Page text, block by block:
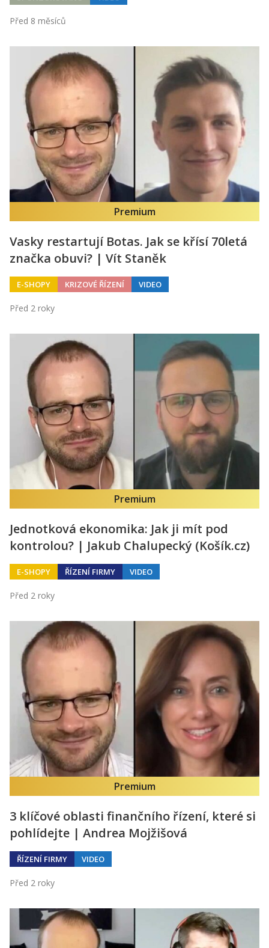
Před 8 měsíců
Premium
Vasky restartují Botas. Jak se křísí 70letá
značka obuvi? | Vít Staněk
E-SHOPY KRIZOVÉ ŘÍZENÍ VIDEO
Před 2 roky
Premium
Jednotková ekonomika: Jak ji mít pod
kontrolou? | Jakub Chalupecký (Košík.cz)
E-SHOPY ŘÍZENÍ FIRMY VIDEO
Před 2 roky
Premium
3 klíčové oblasti finančního řízení, které si
pohlídejte | Andrea Mojžišová
ŘÍZENÍ FIRMY VIDEO
Před 2 roky